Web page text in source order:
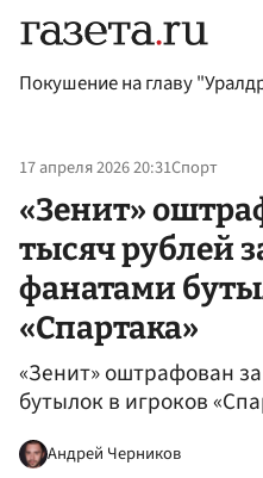
Покушение на главу
17 апреля 2026 20:31Спорт
«Зенит»
тысяч рублей
фанатами
«Спартака»
«Зенит» оштрафован
бутылок в игроков
Андрей Черников